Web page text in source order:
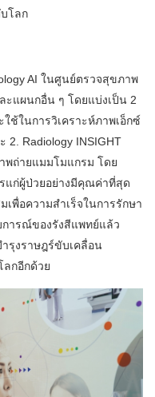
โลก
AI ในศูนย์ตรวจสุขภาพ
แผนกอื่น ๆ โดยแบ่งเป็น 2
ใช้ในการวิเคราะห์ภาพเอ็กซ์
2. Radiology INSIGHT
พถ่ายแมมโมแกรม โดย
แก่ผู้ป่วยอย่างมีคุณค่าที่สุด
เพื่อความสำเร็จในการรักษา
ารณ์ของรังสีแพทย์แล้ว
รุงราษฎร์ขับเคลื่อน
กอีกด้วย